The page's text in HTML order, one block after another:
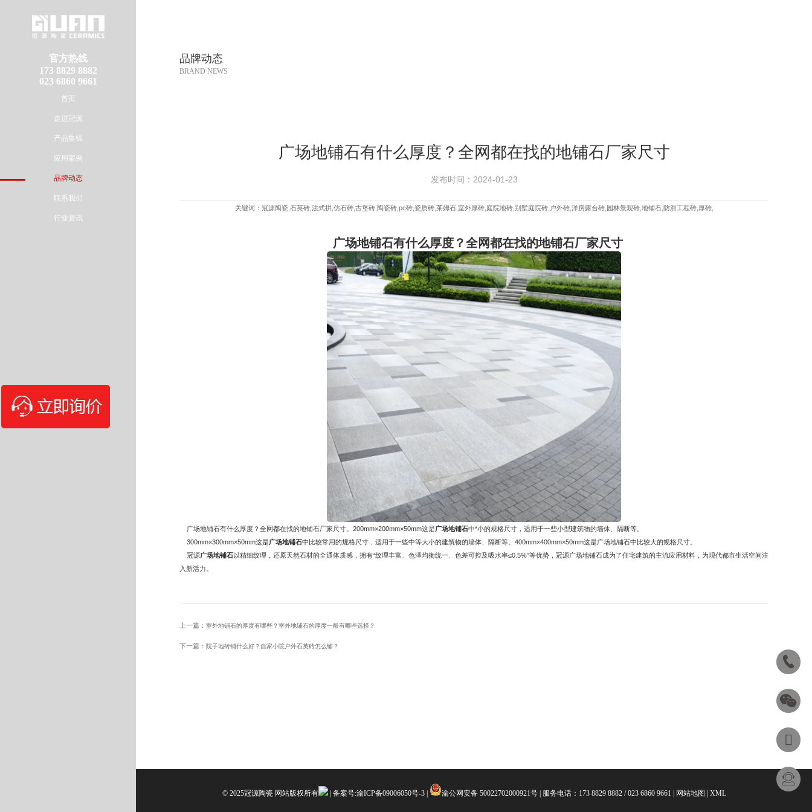
官方热线
173 8829 8882
023 6860 9661
首页
走进冠源
产品集锦
应用案例
品牌动态
联系我们
行业资讯
品牌动态
BRAND NEWS
广场地铺石有什么厚度？全网都在找的地铺石厂家尺寸
发布时间：2024-01-23
关键词：冠源陶瓷,石英砖,法式拼,仿石砖,古堡砖,陶瓷砖,pc砖,瓷质砖,莱姆石,室外厚砖,庭院地砖,别墅庭院砖,户外砖,洋房露台砖,园林景观砖,地铺石,防滑工程砖,厚砖,
广场地铺石有什么厚度？全网都在找的地铺石厂家尺寸
广场地铺石有什么厚度？全网都在找的地铺石厂家尺寸。200mm×200mm×50mm这是广场地铺石中*小的规格尺寸，适用于一些小型建筑物的墙体、隔断等。
300mm×300mm×50mm这是广场地铺石中比较常用的规格尺寸，适用于一些中等大小的建筑物的墙体、隔断等。400mm×400mm×50mm这是广场地铺石中比较大的规格尺寸。
冠源广场地铺石以精细纹理，还原天然石材的全通体质感，拥有“纹理丰富、色泽均衡统一、色差可控及吸水率≤0.5%”等优势，冠源广场地铺石成为了住宅建筑的主流应用材料，为现代都市生活空间注
入新活力。
上一篇： 室外地铺石的厚度有哪些？室外地铺石的厚度一般有哪些选择？
下一篇： 院子地砖铺什么好？自家小院户外石英砖怎么铺？
© 2025冠源陶瓷 网站版权所有 | 备案号:渝ICP备09006050号-3| 渝公网安备 50022702000921号| 服务电话：173 8829 8882 / 023 6860 9661 | 网站地图 XML